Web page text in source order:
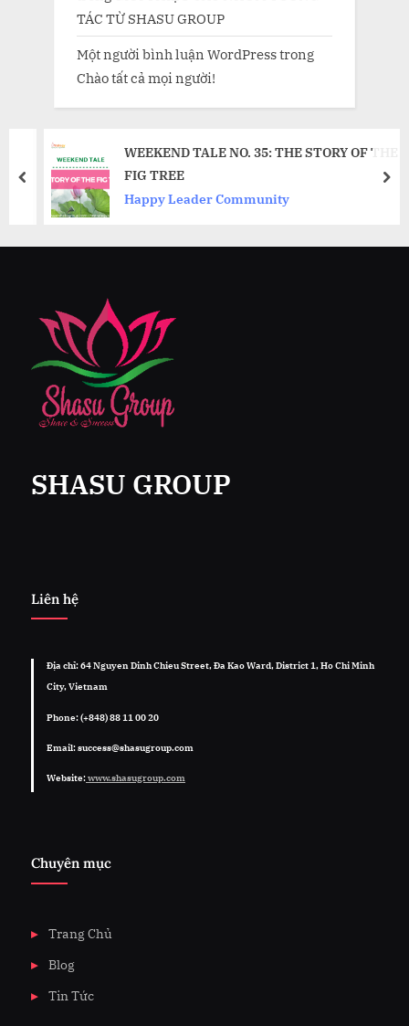
TÁC TỪ SHASU GROUP
Một người bình luận WordPresstrong
Chào tất cả mọi người!
WEEKEND TALE NO. 35: THE STORY OF THE
FIG TREE
Happy Leader Community
prev
SHASU GROUP
Liên hệ
Địa chỉ: 64 Nguyen Dinh Chieu Street, Đa Kao Ward, District 1, Ho Chi Minh
City, Vietnam
Phone: (+848) 88 11 00 20
Email: success@shasugroup.com
Website:www.shasugroup.com
Chuyên mục
Trang Chủ
Blog
Tin Tức